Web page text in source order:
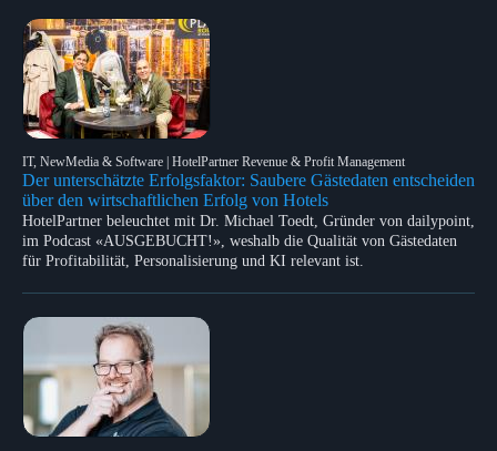
IT, NewMedia & Software | HotelPartner Revenue & Profit Management
Der unterschätzte Erfolgsfaktor: Saubere Gästedaten entscheiden
über den wirtschaftlichen Erfolg von Hotels
HotelPartner beleuchtet mit Dr. Michael Toedt, Gründer von dailypoint,
im Podcast «AUSGEBUCHT!», weshalb die Qualität von Gästedaten
für Profitabilität, Personalisierung und KI relevant ist.